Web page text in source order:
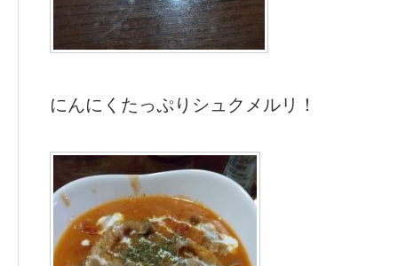
にんにくたっぷりシュクメルリ！